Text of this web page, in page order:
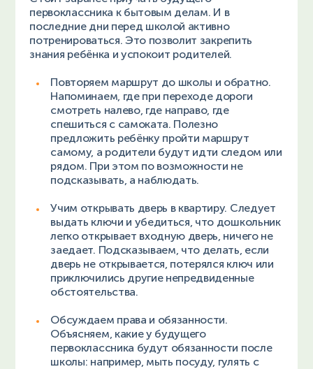
первоклассника к бытовым делам. И в
последние дни перед школой активно
потренироваться. Это позволит закрепить
знания ребёнка и успокоит родителей.
Повторяем маршрут до школы и обратно.
Напоминаем, где при переходе дороги
смотреть налево, где направо, где
спешиться с самоката. Полезно
предложить ребёнку пройти маршрут
самому, а родители будут идти следом или
рядом. При этом по возможности не
подсказывать, а наблюдать.
Учим открывать дверь в квартиру. Следует
выдать ключи и убедиться, что дошкольник
легко открывает входную дверь, ничего не
заедает. Подсказываем, что делать, если
дверь не открывается, потерялся ключ или
приключились другие непредвиденные
обстоятельства.
Обсуждаем права и обязанности.
Объясняем, какие у будущего
первоклассника будут обязанности после
школы: например, мыть посуду, гулять с